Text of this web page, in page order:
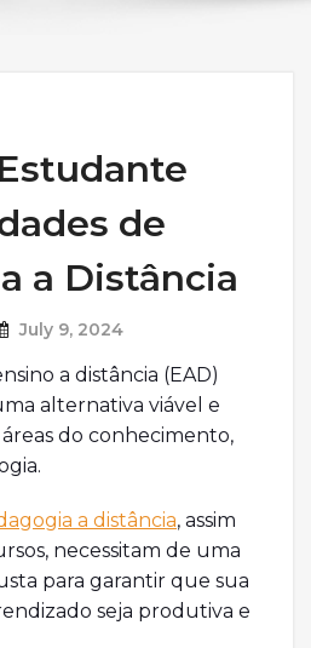
de
a Distância
July 9, 2024
a distância (EAD)
alternativa viável e
do conhecimento,
a distância, assim
necessitam de uma
para garantir que sua
seja produtiva e